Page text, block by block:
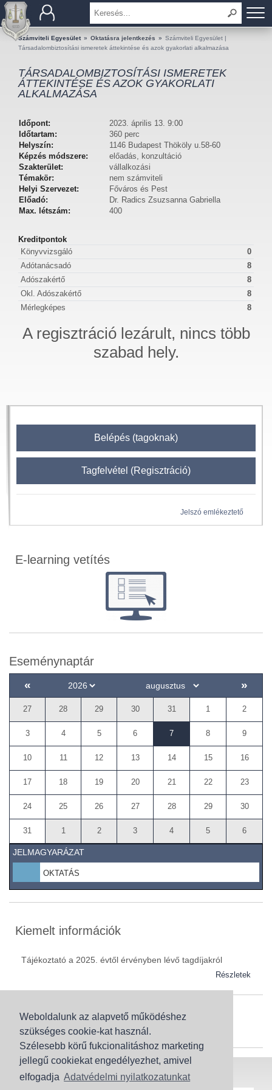
Weboldalunk az alapvető működéshez
szükséges cookie-kat használ.
Szélesebb körű fukcionalitáshoz marketing
jellegű cookiekat engedélyezhet, amivel
elfogadja Adatvédelmi nyilatkozatunkat
BEMUTATKOZÁS
TAGOK
OKTATÁS
KÉRDÉSEK ÉS VÁLASZOK
TUDÁSTÁR
KIADVÁNYOK
KAPCSOLAT
Számviteli Egyesület » Oktatásra jelentkezés » Számviteli Egyesület |
Társadalombiztosítási ismeretek áttekintése és azok gyakorlati alkalmazása
TÁRSADALOMBIZTOSÍTÁSI ISMERETEK
ÁTTEKINTÉSE ÉS AZOK GYAKORLATI
ALKALMAZÁSA
Időpont:
2023. április 13. 9:00
Időtartam:
360 perc
Helyszín:
1146 Budapest Thököly u.58-60
Képzés módszere:
előadás, konzultáció
Szakterület:
vállalkozási
Témakör:
nem számviteli
Helyi Szervezet:
Főváros és Pest
Előadó:
Dr. Radics Zsuzsanna Gabriella
Max. létszám:
400
Kreditpontok
Könyvvizsgáló
0
Adótanácsadó
8
Adószakértő
8
Okl. Adószakértő
8
Mérlegképes
8
A regisztráció lezárult, nincs több
szabad hely.
Belépés (tagoknak)
Tagfelvétel (Regisztráció)
Jelszó emlékeztető
E-learning vetítés
Eseménynaptár
« »
27 28 29 30 31 1 2
3 4 5 6 7 8 9
10 11 12 13 14 15 16
17 18 19 20 21 22 23
24 25 26 27 28 29 30
31 1 2 3 4 5 6
JELMAGYARÁZAT
OKTATÁS
Kiemelt információk
Tájékoztató a 2025. évtől érvényben lévő tagdíjakról
Részletek
Szaknévsor
Szaknévsorunk folyamatosan bővül.
Baranya (62)
Bács-Kiskun (43)
Honlaptérkép Adatvédelem